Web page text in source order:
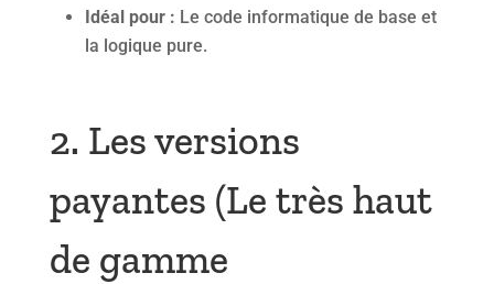
Idéal pour : Le code informatique de base et
la logique pure.
2. Les versions
payantes (Le très haut
de gamme